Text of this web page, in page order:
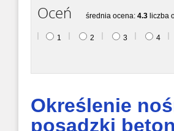
Oceń średnia ocena: 4.3 liczba
1 2 3 4
Określenie
posadzki